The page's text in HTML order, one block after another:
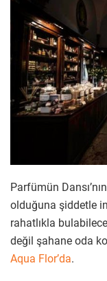
Parfümün
olduğuna şiddetle
rahatlıkla
değil şahane oda
Aqua Flor’da.